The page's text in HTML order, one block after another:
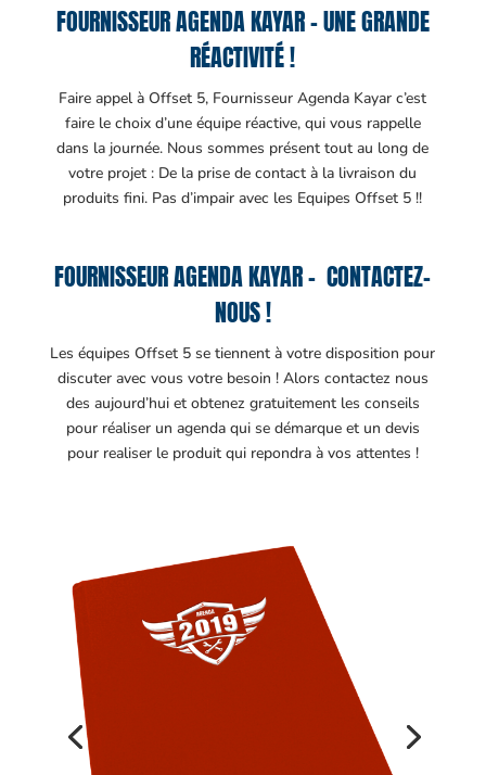
FOURNISSEUR AGENDA KAYAR – UNE GRANDE
RÉACTIVITÉ !
Faire appel à Offset 5, Fournisseur Agenda Kayar c’est
faire le choix d’une équipe réactive, qui vous rappelle
dans la journée. Nous sommes présent tout au long de
votre projet : De la prise de contact à la livraison du
produits fini. Pas d’impair avec les Equipes Offset 5 !!
FOURNISSEUR AGENDA KAYAR – CONTACTEZ-
NOUS !
Les équipes Offset 5 se tiennent à votre disposition pour
discuter avec vous votre besoin ! Alors contactez nous
des aujourd’hui et obtenez gratuitement les conseils
pour réaliser un agenda qui se démarque et un devis
pour realiser le produit qui repondra à vos attentes !